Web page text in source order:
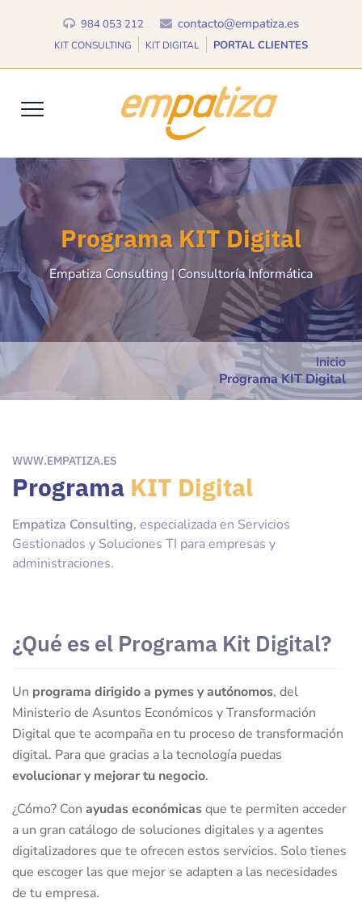
984 053 212 contacto@empatiza.es
KIT CONSULTING KIT DIGITAL PORTAL CLIENTES
Programa KIT Digital
Empatiza Consulting | Consultoría Informática
Inicio
Programa KIT Digital
WWW.EMPATIZA.ES
Programa KIT Digital
Empatiza Consulting, especializada en Servicios
Gestionados y Soluciones TI para empresas y
administraciones.
¿Qué es el Programa Kit Digital?
Un programa dirigido a pymes y autónomos, del
Ministerio de Asuntos Económicos y Transformación
Digital que te acompaña en tu proceso de transformación
digital. Para que gracias a la tecnología puedas
evolucionar y mejorar tu negocio.
¿Cómo? Con ayudas económicasque te permiten acceder
a un gran catálogo de soluciones digitales y a agentes
digitalizadores que te ofrecen estos servicios. Solo tienes
que escoger las que mejor se adapten a las necesidades
de tu empresa.